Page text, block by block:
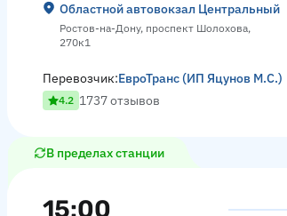
Областной автовокзал Центральный
Ростов-на-Дону, проспект Шолохова,
270к1
Перевозчик:ЕвроТранс (ИП Яцунов М.С.)
4.2 1737 отзывов
В пределах станции
15:00